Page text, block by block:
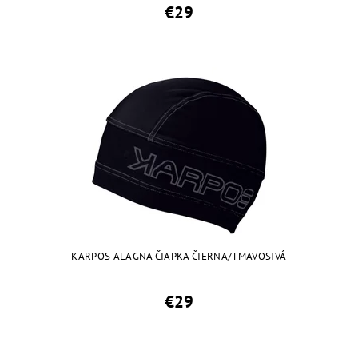
€29
KARPOS ALAGNA ČIAPKA ČIERNA/TMAVOSIVÁ
€29